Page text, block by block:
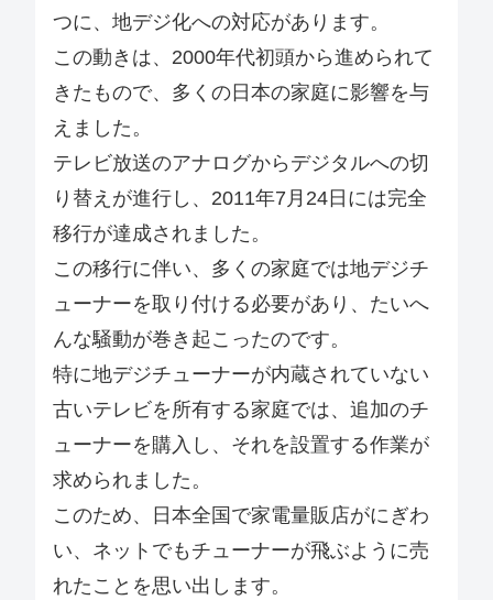
つに、地デジ化への対応があります。
この動きは、2000年代初頭から進められて
きたもので、多くの日本の家庭に影響を与
えました。
テレビ放送のアナログからデジタルへの切
り替えが進行し、2011年7月24日には完全
移行が達成されました。
この移行に伴い、多くの家庭では地デジチ
ューナーを取り付ける必要があり、たいへ
んな騒動が巻き起こったのです。
特に地デジチューナーが内蔵されていない
古いテレビを所有する家庭では、追加のチ
ューナーを購入し、それを設置する作業が
求められました。
このため、日本全国で家電量販店がにぎわ
い、ネットでもチューナーが飛ぶように売
れたことを思い出します。